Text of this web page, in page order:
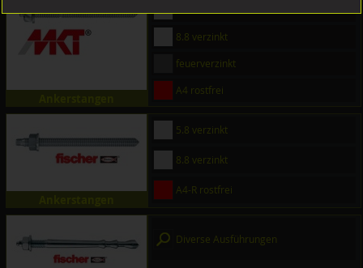
8.8 verzinkt
feuerverzinkt
A4 rostfrei
5.8 verzinkt
8.8 verzinkt
A4-R rostfrei
Diverse Ausführungen